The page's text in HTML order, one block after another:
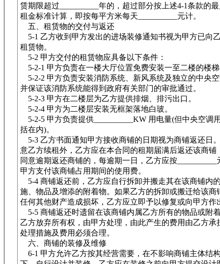
赁期限超过__________年的，超过部分按上述4-1条款的
租金标准计算，即按每平方米每天__________元计。
五、租赁物的交付与返还
5-1 乙方收到甲方发出的进场装修通知书视为甲方已向
租赁物。
5-2 甲方交付的租赁物应具备以下条件：
5-2-1 甲方负责在一楼大厅位置免费安装一至二楼的楼
5-2-2 甲方负责安装消防系统、新风系统及独立的中央
并保证该消防系统能得到政府有关部门的审批通过。
5-2-3 甲方在二楼层为乙方提供排烟、排污出口。
5-2-4 甲方为二楼层安装无框架落地白玻。
5-2-5 甲方负责提供__________KW 用电量(但中央空调
括在内)。
5-3 乙方书面通知甲方接收商铺的日期视为商铺返还日
意乙方续租外，乙方应在本合同的租期届满后返还该商铺
同意逾期返还商铺的，每逾期一日，乙方应按__________
甲方支付该商铺占用期间的使用费。
5-4 商铺返还前，乙方应自行拆卸并搬走其在该商铺内
施、物品及增添的附着物。如果乙方的拆卸或搬迁给该商
任何其他财产造成损坏，乙方应立即予以修复或向甲方作
5-5 商铺返还时遗留在该商铺内属乙方所有的物品或附
乙方放弃所有权，由甲方处理，由此产生的费用由乙方承
处理措施及费用必须合理。
六、商铺的装修及维修
6-1 甲方允许乙方按其经营需要，在不影响商铺主体结